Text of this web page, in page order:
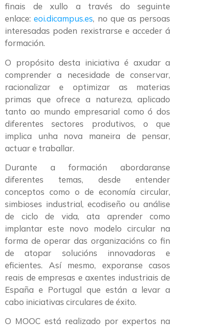
finais de xullo a través do seguinte
enlace:eoi.dicampus.es, no que as persoas
interesadas poden rexistrarse e acceder á
formación.
O propósito desta iniciativa é axudar a
comprender a necesidade de conservar,
racionalizar e optimizar as materias
primas que ofrece a natureza, aplicado
tanto ao mundo empresarial como ó dos
diferentes sectores produtivos, o que
implica unha nova maneira de pensar,
actuar e traballar.
Durante a formación abordaranse
diferentes temas, desde entender
conceptos como o de economía circular,
simbioses industrial, ecodiseño ou análise
de ciclo de vida, ata aprender como
implantar este novo modelo circular na
forma de operar das organizacións co fin
de atopar solucións innovadoras e
eficientes. Así mesmo, exporanse casos
reais de empresas e axentes industriais de
España e Portugal que están a levar a
cabo iniciativas circulares de éxito.
O MOOC está realizado por expertos na